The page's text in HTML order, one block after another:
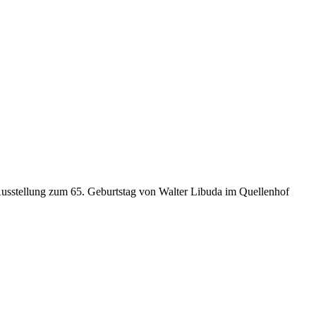
zum 65. Geburtstag von Walter Libuda im Quellenhof